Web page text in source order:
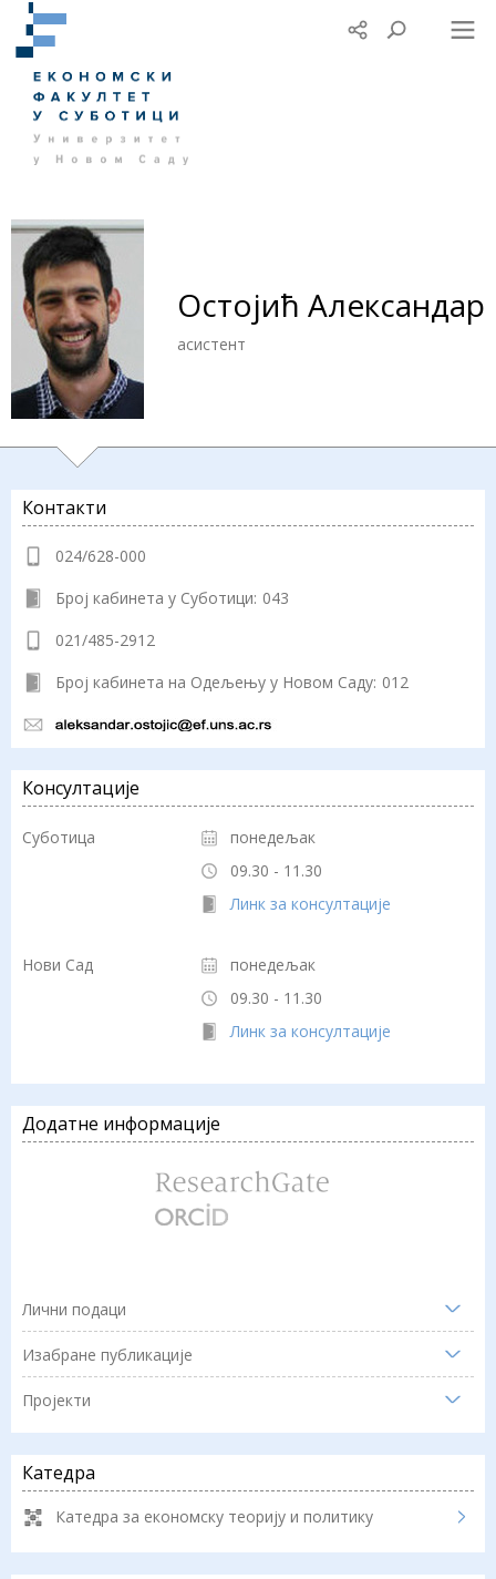
Остојић Александар
асистент
Контакти
024/628-000
Број кабинета у Суботици: 043
021/485-2912
Број кабинета на Одељењу у Новом Саду: 012
Консултације
Суботица
понедељак
09.30 - 11.30
Линк за консултације
Нови Сад
понедељак
09.30 - 11.30
Линк за консултације
Додатне информације
Лични подаци
Изабране публикације
Пројекти
Катедра
Катедра за економску теорију и политику